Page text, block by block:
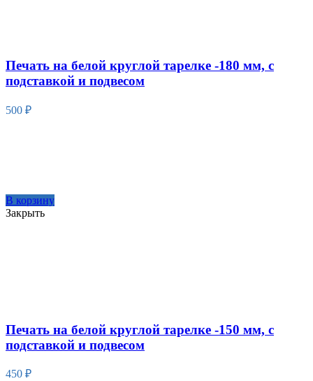
В корзину
Закрыть
Печать на белой круглой тарелке -180 мм, с
подставкой и подвесом
500 ₽
Печать на белой круглой тарелке -150 мм, с
подставкой и подвесом
450 ₽